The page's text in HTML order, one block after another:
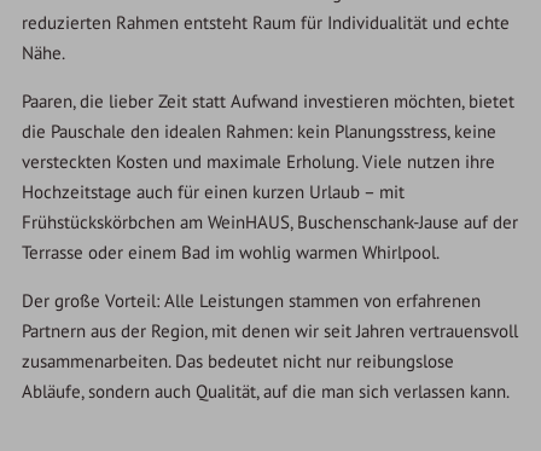
reduzierten Rahmen entsteht Raum für Individualität und echte
Nähe.
Paaren, die lieber Zeit statt Aufwand investieren möchten, bietet
die Pauschale den idealen Rahmen: kein Planungsstress, keine
versteckten Kosten und maximale Erholung. Viele nutzen ihre
Hochzeitstage auch für einen kurzen Urlaub – mit
Frühstückskörbchen am WeinHAUS, Buschenschank-Jause auf der
Terrasse oder einem Bad im wohlig warmen Whirlpool.
Der große Vorteil: Alle Leistungen stammen von erfahrenen
Partnern aus der Region, mit denen wir seit Jahren vertrauensvoll
zusammenarbeiten. Das bedeutet nicht nur reibungslose
Abläufe, sondern auch Qualität, auf die man sich verlassen kann.